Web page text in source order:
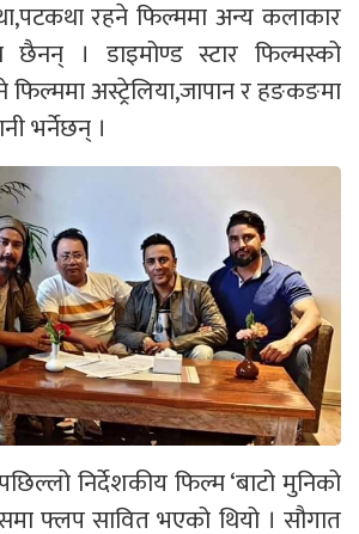
रहने फिल्ममा अन्य कलाकार
। डाइमोण्ड स्टार फिल्मस्को
फिल्ममा अस्ट्रेलिया,जापान र हङकङमा
भर्नेछन् ।
निर्देशकीय फिल्म ‘बाटो मुनिको
फ्लप सावित भएको थियो । सौगात